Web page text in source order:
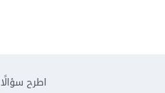
اطرح سؤالًا